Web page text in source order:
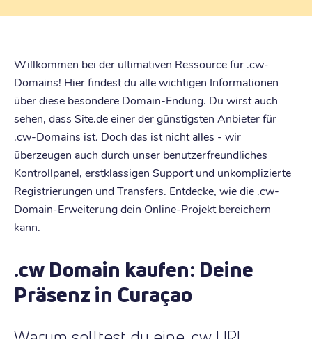
Willkommen bei der ultimativen Ressource für .cw-
Domains! Hier findest du alle wichtigen Informationen
über diese besondere Domain-Endung. Du wirst auch
sehen, dass Site.de einer der günstigsten Anbieter für
.cw-Domains ist. Doch das ist nicht alles - wir
überzeugen auch durch unser benutzerfreundliches
Kontrollpanel, erstklassigen Support und unkomplizierte
Registrierungen und Transfers. Entdecke, wie die .cw-
Domain-Erweiterung dein Online-Projekt bereichern
kann.
.cw Domain kaufen: Deine
Präsenz in Curaçao